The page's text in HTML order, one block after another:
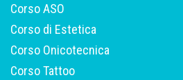
Corso ASO
Corso di Estetica
Corso Onicotecnica
Corso Tattoo